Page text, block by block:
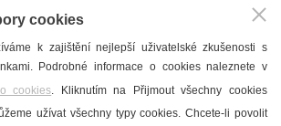
T. G. Masaryk
Mandloně
Ubytování
Restaurace
cookies
k zajištění nejlepší uživatelské zkušenosti s
Podrobné informace o cookies naleznete v
cookies. Kliknutím na Přijmout všechny cookies
užívat všechny typy cookies. Chcete-li povolit